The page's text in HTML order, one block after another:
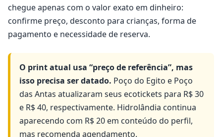
chegue apenas com o valor exato em dinheiro:
confirme preço, desconto para crianças, forma de
pagamento e necessidade de reserva.
O print atual usa “preço de referência”, mas
isso precisa ser datado. Poço do Egito e Poço
das Antas atualizaram seus ecotickets para R$ 30
e R$ 40, respectivamente. Hidrolândia continua
aparecendo com R$ 20 em conteúdo do perfil,
mas recomenda agendamento.